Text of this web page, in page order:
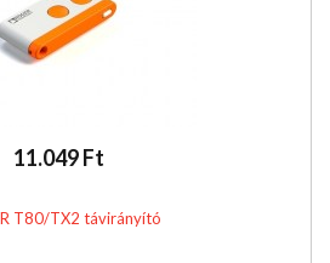
11.049 Ft
T80/TX2 távirányító